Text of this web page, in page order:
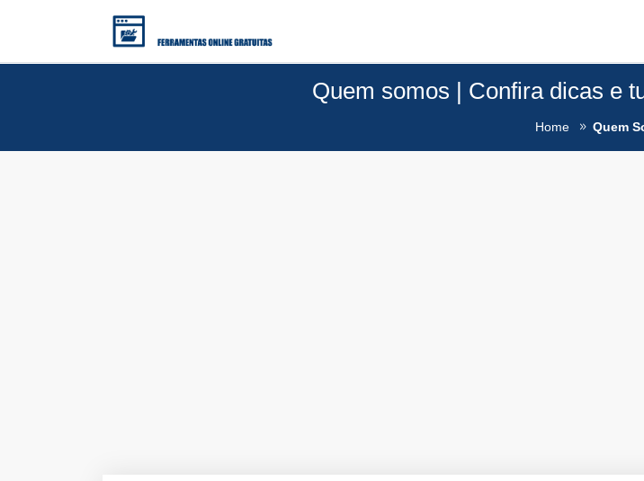
Quem somos | Confira dicas e
Home Quem